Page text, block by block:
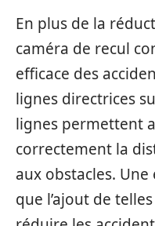
En plus de la
caméra de recul
efficace des
lignes directrices
lignes permettent
correctement la
aux obstacles.
que l’ajout de